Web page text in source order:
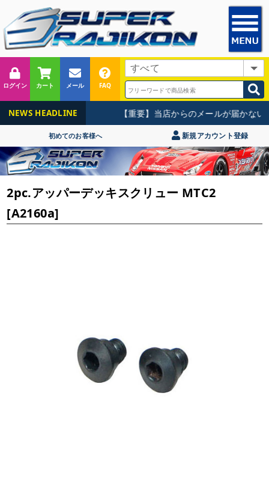
ログイン カート メール FAQ
NEWS HEADLINE 【重要】当店からのメールが届かない
初めてのお客様へ 新規アカウント登録
2pc.アッパーデッキスクリュー MTC2
[A2160a]